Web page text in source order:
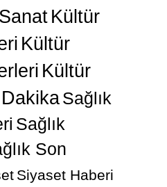
Kültür
Kültür
Kültür
Sağlık
Sağlık
Son
Siyaset Haberi